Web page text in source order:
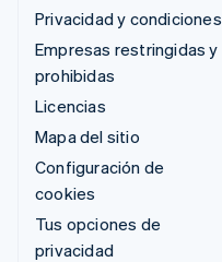
Privacidad y condiciones
Empresas restringidas y
prohibidas
Licencias
Mapa del sitio
Configuración de
cookies
Tus opciones de
privacidad